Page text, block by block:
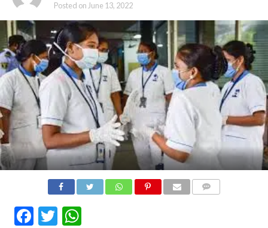
Posted on June 13, 2022
Facebook
Twitter
WhatsApp